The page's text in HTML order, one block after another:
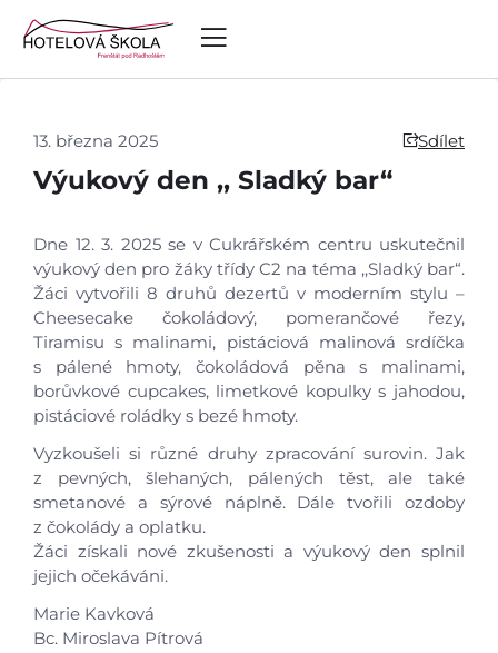
Úvod
Aktuálně
13. března 2025 Sdílet
Výukový den ,, Sladký bar“
Dne 12. 3. 2025 se v Cukrářském centru uskutečnil
výukový den pro žáky třídy C2 na téma ,,Sladký bar“.
Žáci vytvořili 8 druhů dezertů v moderním stylu –
Cheesecake čokoládový, pomerančové řezy,
Tiramisu s malinami, pistáciová malinová srdíčka
s pálené hmoty, čokoládová pěna s malinami,
borůvkové cupcakes, limetkové kopulky s jahodou,
pistáciové roládky s bezé hmoty.
Vyzkoušeli si různé druhy zpracování surovin. Jak
z pevných, šlehaných, pálených těst, ale také
smetanové a sýrové náplně. Dále tvořili ozdoby
z čokolády a oplatku.
Žáci získali nové zkušenosti a výukový den splnil
jejich očekáváni.
Marie Kavková
Bc. Miroslava Pítrová